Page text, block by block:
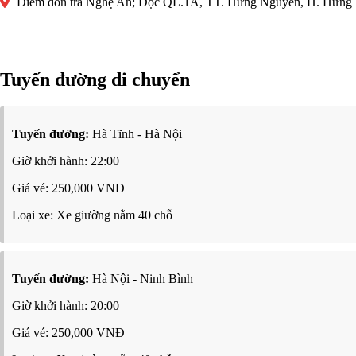
Tuyến đường di chuyển
Tuyến đường: Hà Tĩnh - Hà Nội
Giờ khởi hành: 22:00
Giá vé: 250,000 VNĐ
Loại xe: Xe giường nằm 40 chỗ
Tuyến đường: Hà Nội - Ninh Bình
Giờ khởi hành: 20:00
Giá vé: 250,000 VNĐ